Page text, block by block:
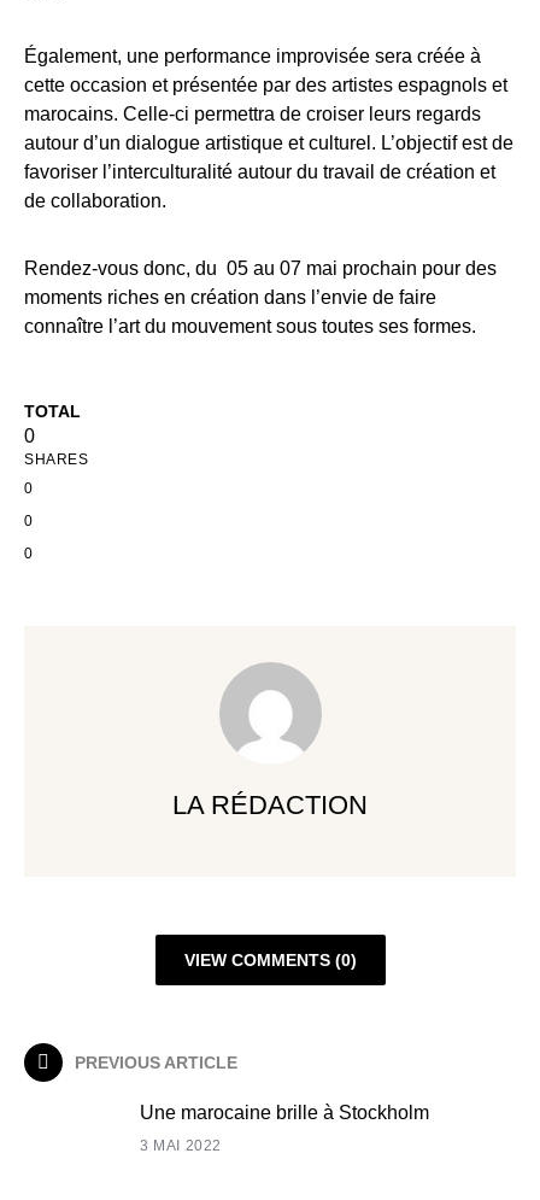
Également, une performance improvisée sera créée à
cette occasion et présentée par des artistes espagnols et
marocains. Celle-ci permettra de croiser leurs regards
autour d’un dialogue artistique et culturel. L’objectif est de
favoriser l’interculturalité autour du travail de création et
de collaboration.
Rendez-vous donc, du 05 au 07 mai prochain pour des
moments riches en création dans l’envie de faire
connaître l’art du mouvement sous toutes ses formes.
TOTAL
0
SHARES
0
0
0
LA RÉDACTION
VIEW COMMENTS (0)
PREVIOUS ARTICLE
Une marocaine brille à Stockholm
3 MAI 2022